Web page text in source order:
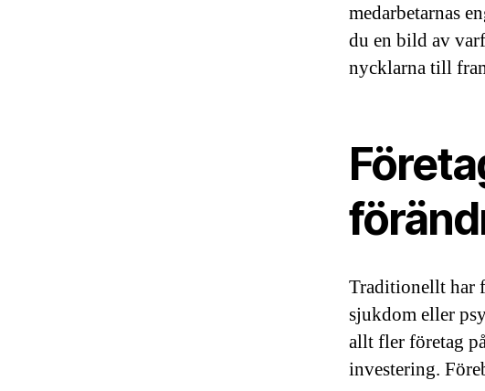
medarbetarnas
du en bild av
nycklarna till
Traditionellt har
sjukdom eller
allt fler företag
investering.